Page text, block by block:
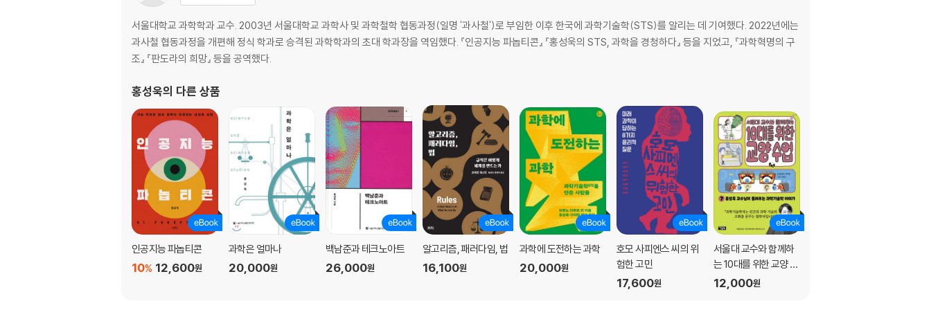
서울대학교 과학학과 교수. 2003년 서울대학교 과학사 및 과학철학 협동과정(일명 '과사철')로 부임한 이후 한국에 과학기술학(STS)를 알리는 데 기여했다. 2022년에는
과사철 협동과정을 개편해 정식 학과로 승격된 과학학과의 초대 학과장을 역임했다. 『인공지능 파놉티콘』 『홍성욱의 STS, 과학을 경청하다』 등을 지었고, 『과학혁명의 구
조』 『판도라의 희망』 등을 공역했다.
홍성욱의 다른 상품
인공지능 파놉티콘
12,600원
10%
과학은 얼마나
20,000원
백남준과 테크노아트
26,000원
알고리즘, 패러다임, 법
16,100원
과학에 도전하는 과학
20,000원
호모 사피엔스 씨의 위
험한 고민
17,600원
서울대 교수와 함께하
는 10대를 위한 교양 수
업 7
12,000원